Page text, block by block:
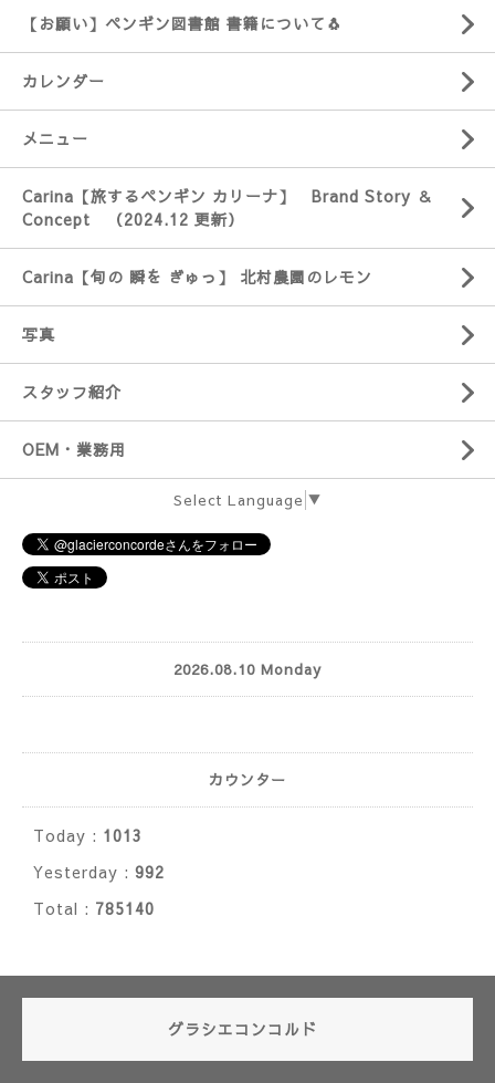
【お願い】ペンギン図書館 書籍について🐧
カレンダー
メニュー
Carina【旅するペンギン カリーナ】 Brand Story ＆
Concept （2024.12 更新）
Carina【旬の 瞬を ぎゅっ】 北村農園のレモン
写真
スタッフ紹介
OEM・業務用
Select Language ▼
2026.08.10 Monday
カウンター
Today : 1013
Yesterday : 992
Total : 785140
グラシエコンコルド